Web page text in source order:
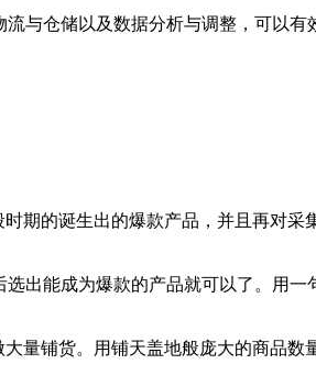
与仓储以及数据分析与调整，可以有
期的诞生出的爆款产品，并且再对采
出能成为爆款的产品就可以了。用一
量铺货。用铺天盖地般庞大的商品数